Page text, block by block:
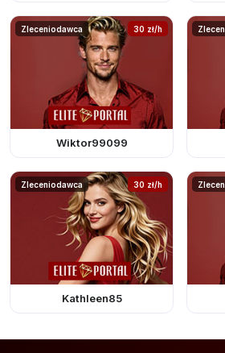
Zleceniodawca 30 zł/h
Wiktor99099
Zleceniodawca 30 zł/h
Kathleen85